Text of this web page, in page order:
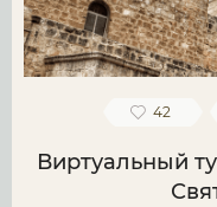
42
Виртуальный